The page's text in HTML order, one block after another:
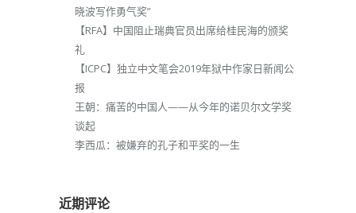
晓波写作勇气奖”
【RFA】中国阻止瑞典官员出席给桂民海的颁奖
礼
【ICPC】独立中文笔会2019年狱中作家日新闻公
报
王朝：痛苦的中国人——从今年的诺贝尔文学奖
谈起
李西瓜：被嫌弃的孔子和平奖的一生
近期评论